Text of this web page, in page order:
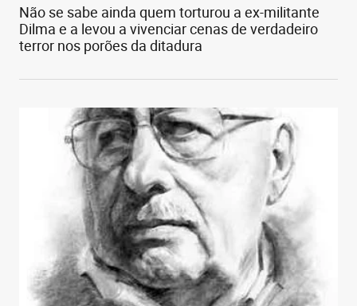
Não se sabe ainda quem torturou a ex-militante
Dilma e a levou a vivenciar cenas de verdadeiro
terror nos porões da ditadura